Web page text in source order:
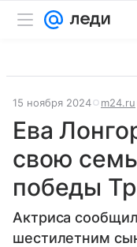
15 ноября 2024 m24.ru
Ева
свою
победы
Актриса
шестилетним